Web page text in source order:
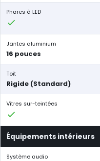
Phares à LED
Jantes aluminium
16 pouces
Toit
Rigide (Standard)
Vitres sur-teintées
Équipements intérieurs
Système audio